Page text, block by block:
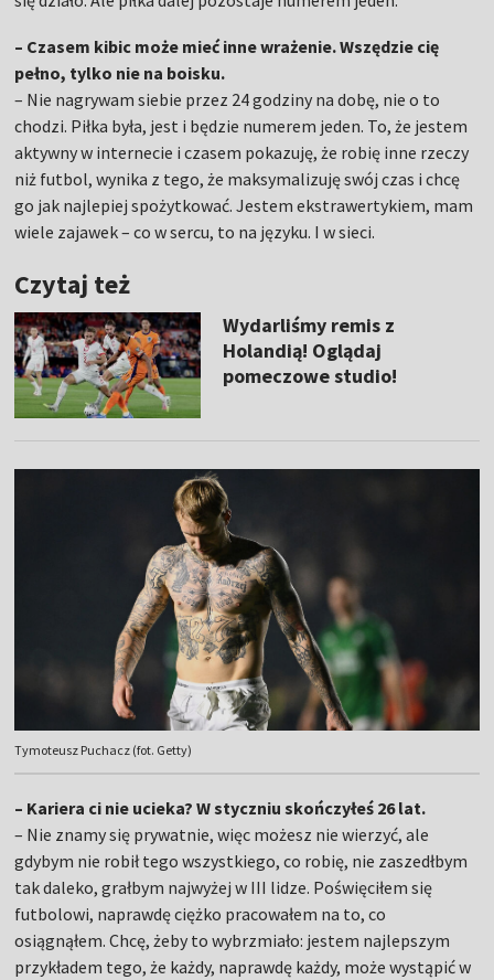
– Czasem kibic może mieć inne wrażenie. Wszędzie cię
pełno, tylko nie na boisku.
– Nie nagrywam siebie przez 24 godziny na dobę, nie o to
chodzi. Piłka była, jest i będzie numerem jeden. To, że jestem
aktywny w internecie i czasem pokazuję, że robię inne rzeczy
niż futbol, wynika z tego, że maksymalizuję swój czas i chcę
go jak najlepiej spożytkować. Jestem ekstrawertykiem, mam
wiele zajawek – co w sercu, to na języku. I w sieci.
Czytaj też
Wydarliśmy remis z
Holandią! Oglądaj
pomeczowe studio!
Tymoteusz Puchacz (fot. Getty)
– Kariera ci nie ucieka? W styczniu skończyłeś 26 lat.
– Nie znamy się prywatnie, więc możesz nie wierzyć, ale
gdybym nie robił tego wszystkiego, co robię, nie zaszedłbym
tak daleko, grałbym najwyżej w III lidze. Poświęciłem się
futbolowi, naprawdę ciężko pracowałem na to, co
osiągnąłem. Chcę, żeby to wybrzmiało: jestem najlepszym
przykładem tego, że każdy, naprawdę każdy, może wystąpić w